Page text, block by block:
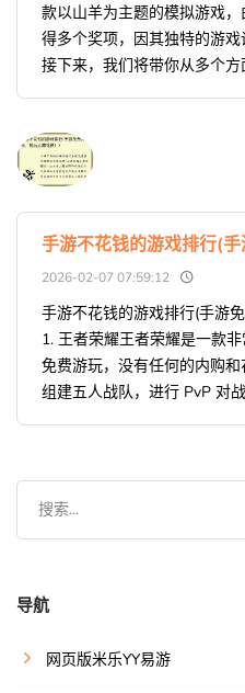
款以山羊为主题的模拟游戏
得多个奖项，因其独特的游戏
接下来，我们将带你从多个方
手游不花钱的游戏排行(
2026-02-07 07:59:12
手游不花钱的游戏排行(手游
1. 王者荣耀王者荣耀是一款
免费游玩，没有任何的内购
组建五人战队，进行 PvP 对
搜索...
导航
网页版米乐YY易游